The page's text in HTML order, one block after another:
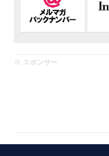
※ スポンサー